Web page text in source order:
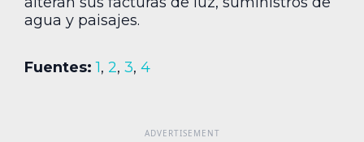
agua y paisajes.
Fuentes: 1, 2, 3, 4